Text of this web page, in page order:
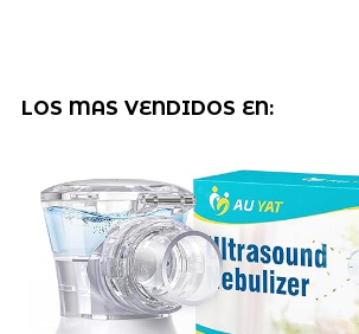
LOS MAS VENDIDOS EN: